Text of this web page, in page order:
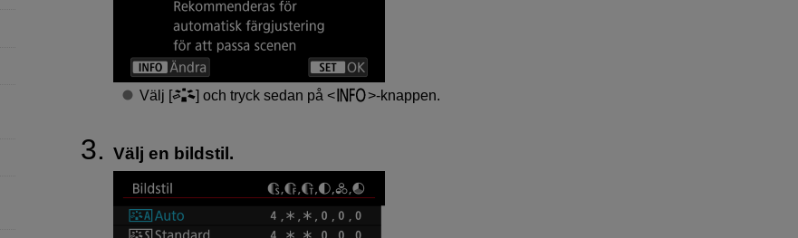
Välj [ ] och tryck sedan på -knappen.
Välj en bildstil.